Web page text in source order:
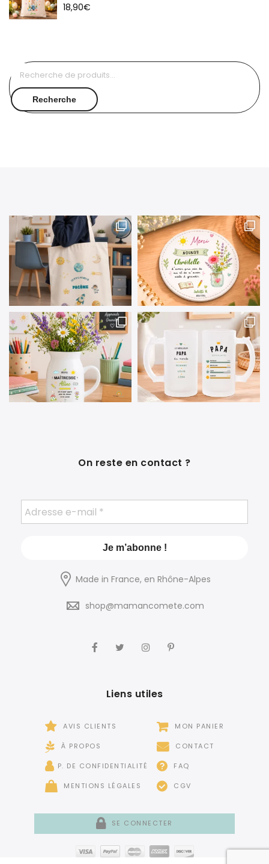
18,90€
Recherche
On reste en contact ?
Made in France, en Rhône-Alpes
shop@mamancomete.com
Liens utiles
AVIS CLIENTS
À PROPOS
P. DE CONFIDENTIALITÉ
MENTIONS LÉGALES
MON PANIER
CONTACT
FAQ
CGV
SE CONNECTER